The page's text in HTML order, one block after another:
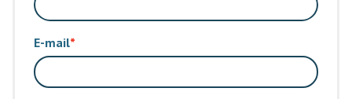
E-mail